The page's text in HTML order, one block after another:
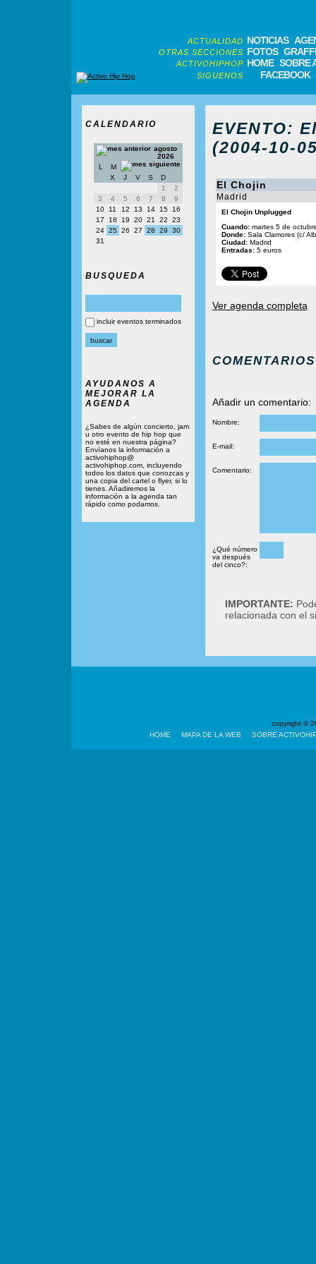
ACTUALIDAD NOTICIAS
OTRAS SECCIONES FOTOS
ACTIVOHIPHOP HOME SOBRE
SIGUENOS FACEBOOK
CALENDARIO
agosto
2026
L
M
X
J V S
D
1
2
3
4 5 6 7 8
9
10
11 12 13 14 15
16
17
18 19 20 21 22
23
24 25 26 27 28 29
30
31
BUSQUEDA
incluir eventos terminados
AYUDANOS A
MEJORAR LA
AGENDA
¿Sabes de algún concierto, jam
u otro evento de hip hop que
no esté en nuestra página?
Envíanos la información a
activohiphop@
activohiphop.com, incluyendo
todos los datos que conozcas y
una copia del cartel o flyer, si lo
tienes. Añadiremos la
información a la agenda tan
rápido como podamos.
EVENTO:
(2004-10-
El Chojin
Madrid
El Chojin Unplugged
Cuando:martes 5 de
Donde:Sala Clamores (c/
Ciudad:Madrid
Entradas: 5 euros
Ver agenda completa
COMENTARIOS
Añadir un comentario:
Nombre:
E-mail:
Comentario:
¿Qué número
va después
del cinco?:
IMPORTANTE:
relacionada con el
copyright ©
HOME
MAPA DE LA WEB SOBRE